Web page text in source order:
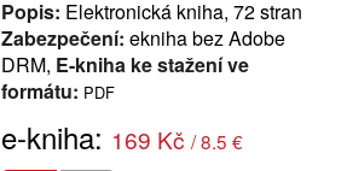
Popis: Elektronická kniha, 72 stran
Zabezpečení: ekniha bez Adobe
DRM, E-kniha ke stažení ve
formátu: PDF
e-kniha: 169 Kč / 8.5 €